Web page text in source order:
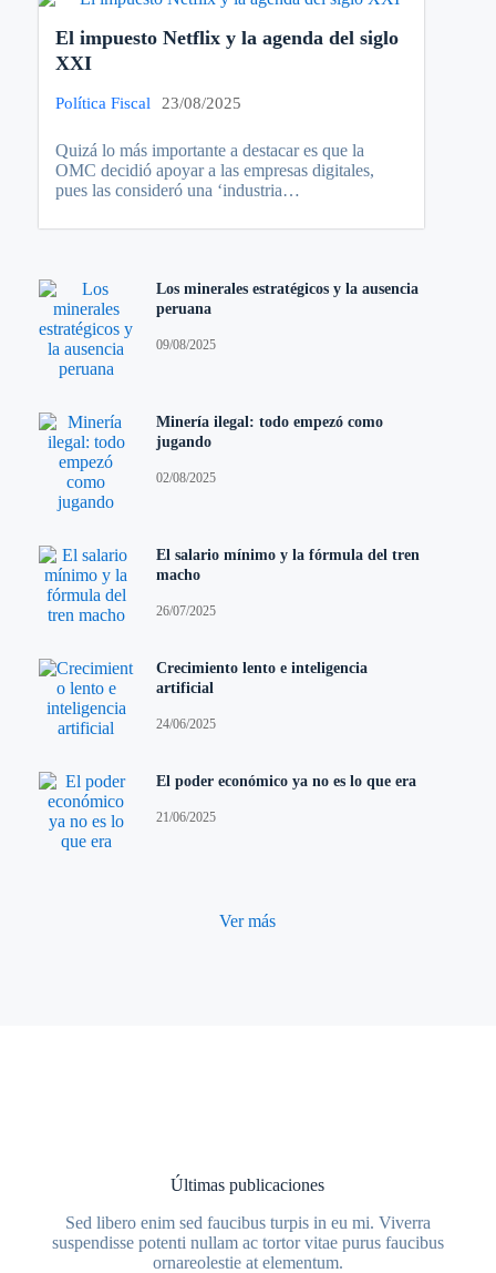
El impuesto Netflix y la agenda del siglo
XXI
Política Fiscal 23/08/2025
Quizá lo más importante a destacar es que la
OMC decidió apoyar a las empresas digitales,
pues las consideró una ‘industria…
Los minerales estratégicos y la ausencia
peruana
09/08/2025
Minería ilegal: todo empezó como
jugando
02/08/2025
El salario mínimo y la fórmula del tren
macho
26/07/2025
Crecimiento lento e inteligencia
artificial
24/06/2025
El poder económico ya no es lo que era
21/06/2025
Ver más
Últimas publicaciones
Sed libero enim sed faucibus turpis in eu mi. Viverra
suspendisse potenti nullam ac tortor vitae purus faucibus
ornareolestie at elementum.